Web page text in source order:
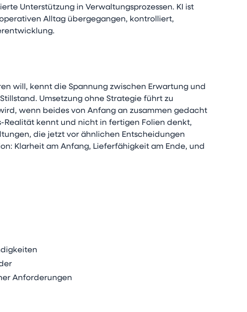
Unterstützung in Verwaltungsprozessen. KI ist
Alltag übergegangen, kontrolliert,
will, kennt die Spannung zwischen Erwartung und
Umsetzung ohne Strategie führt zu
wenn beides von Anfang an zusammen gedacht
kennt und nicht in fertigen Folien denkt,
die jetzt vor ähnlichen Entscheidungen
Klarheit am Anfang, Lieferfähigkeit am Ende, und
Anforderungen